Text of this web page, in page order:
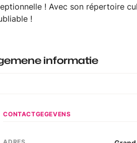
! Avec son répertoire
!
informatie
CONTACTGEGEVENS